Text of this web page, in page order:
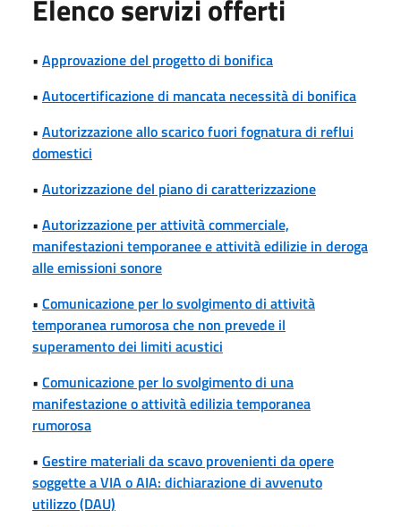
Elenco servizi offerti
• Approvazione del progetto di bonifica
• Autocertificazione di mancata necessità di bonifica
• Autorizzazione allo scarico fuori fognatura di reflui
domestici
• Autorizzazione del piano di caratterizzazione
• Autorizzazione per attività commerciale,
manifestazioni temporanee e attività edilizie in deroga
alle emissioni sonore
• Comunicazione per lo svolgimento di attività
temporanea rumorosa che non prevede il
superamento dei limiti acustici
• Comunicazione per lo svolgimento di una
manifestazione o attività edilizia temporanea
rumorosa
• Gestire materiali da scavo provenienti da opere
soggette a VIA o AIA: dichiarazione di avvenuto
utilizzo (DAU)